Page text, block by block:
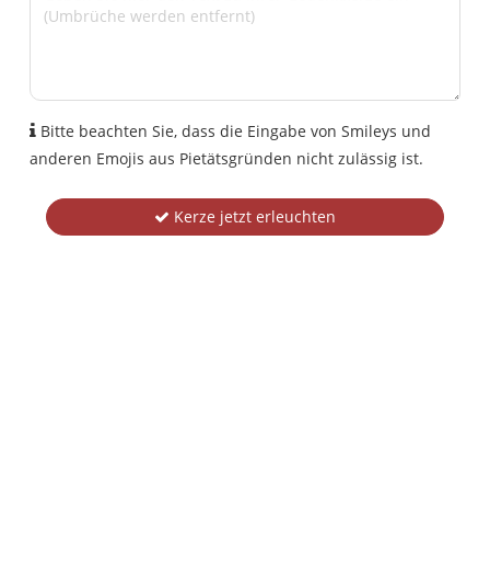
Bitte beachten Sie, dass die Eingabe von Smileys und
anderen Emojis aus Pietätsgründen nicht zulässig ist.
Kerze jetzt erleuchten